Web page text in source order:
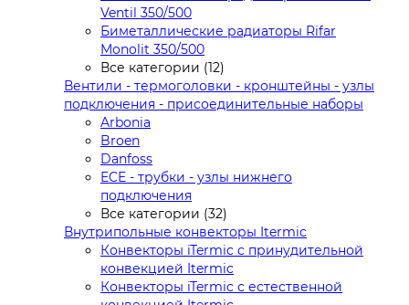
Ventil 350/500
Биметаллические радиаторы Rifar
Monolit 350/500
Все категории (12)
Вентили - термоголовки - кронштейны - узлы
подключения - присоединительные наборы
Arbonia
Broen
Danfoss
ECE - трубки - узлы нижнего
подключения
Все категории (32)
Внутрипольные конвекторы Itermic
Конвекторы iTermic c принудительной
конвекцией Itermic
Конвекторы iTermic с естественной